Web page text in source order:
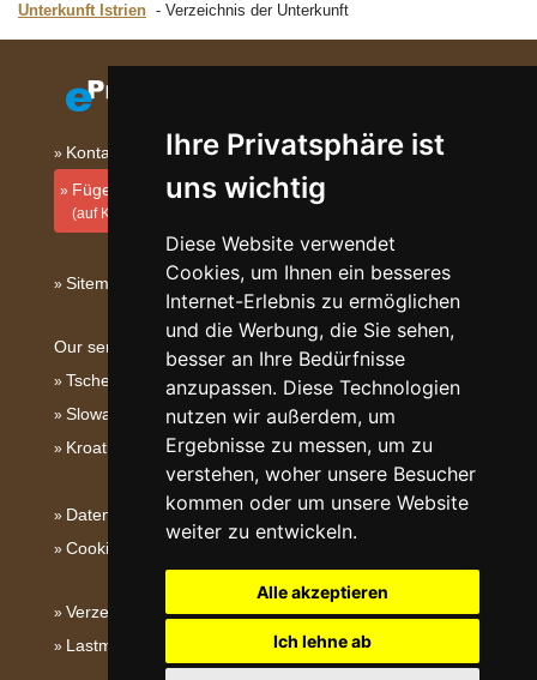
Ihre Privatsphäre ist
uns wichtig
Diese Website verwendet
Cookies, um Ihnen ein besseres
Internet-Erlebnis zu ermöglichen
und die Werbung, die Sie sehen,
besser an Ihre Bedürfnisse
anzupassen. Diese Technologien
nutzen wir außerdem, um
Ergebnisse zu messen, um zu
verstehen, woher unsere Besucher
kommen oder um unsere Website
weiter zu entwickeln.
Alle akzeptieren
Ich lehne ab
Unterkunft Istrien
Verzeichnis der Unterkunft
Kontakt
Fügen Sie Ihre Unterkunft hinzu
(auf Kroatisch)
Sitemap
Our servers:
Tschechische Gebirge
Slowakische Gebirge
Kroatien
Datenschutz
Cookies
Verzeichnis der Unterkunft
Lastminute Istrien